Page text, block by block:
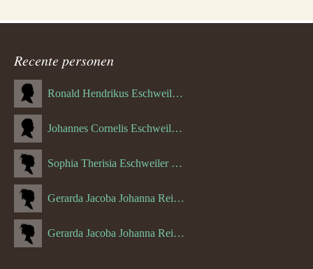
Recente personen
Ronald Hendrikus Eschweiler (04-12-1957)
Johannes Cornelis Eschweiler (06-10-1927)
Sophia Therisia Eschweiler (05-07-1923)
Gerarda Jacoba Johanna Reijnen (27-10-1908)
Gerarda Jacoba Johanna Reijnen (10-04-1910)